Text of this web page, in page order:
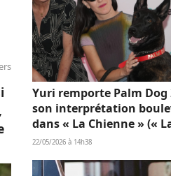
Yuri remporte Palm Dog
son interprétation
dans « La Chienne » («
Dominga Sotomayor
22/05/2026 à 14h38